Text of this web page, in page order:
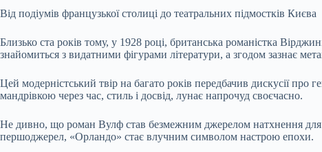
Від подіумів французької столиці до театральних підмостків Києва
Близько ста років тому, у 1928 році, британська романістка
знайомиться з видатними фігурами літератури, а згодом зазнає
Цей модерністський твір на багато років передбачив дискусії про
мандрівкою через час, стиль і досвід, лунає напрочуд своєчасно.
Не дивно, що роман Вулф став безмежним джерелом натхнення для
першоджерел, «Орландо» стає влучним символом настрою епохи.